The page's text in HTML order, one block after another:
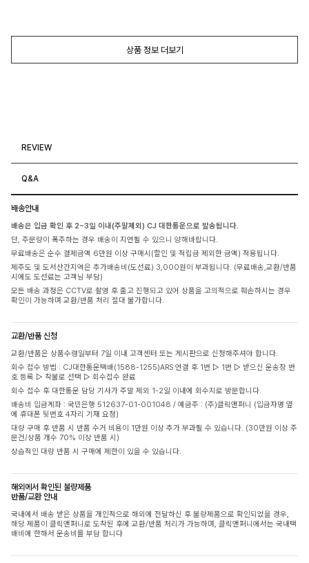
상품 정보 더보기
REVIEW
Q&A
배송안내
배송은 입금 확인 후 2~3일 이내(주말제외) CJ 대한통운으로 발송됩니다.
단, 주문량이 폭주하는 경우 배송이 지연될 수 있으니 양해바랍니다.
무료배송은 순수 결제금액 6만원 이상 구매시(할인 및 적립금 제외한 금액) 적용됩니다.
제주도 및 도서산간지역은 추가배송비(도선료) 3,000원이 부과됩니다. (무료배송,교환/반품
시에도 도선료는 고객님 부담)
모든 배송 과정은 CCTV로 촬영 후 출고 진행되고 있어 상품을 고의적으로 훼손하시는 경우
확인이 가능하며 교환/반품 처리 절대 불가합니다.
교환/반품 신청
교환/반품은 상품수령일부터 7일 이내 고객센터 또는 게시판으로 신청해주셔야 합니다.
회수 접수 방법 : CJ대한통운택배(1588-1255)ARS 연결 후 1번 ▷ 1번 ▷ 받으신 운송장 번
호 등록 ▷ 착불로 선택 ▷ 회수접수 완료
회수 접수 후 대한통운 담당 기사가 주말 제외 1-2일 이내에 회수지로 방문합니다.
배송비 입금계좌 : 국민은행 512637-01-001048 / 예금주 : (주)클릭앤퍼니 (입금자명 옆
에 휴대폰 뒷번호 4자리 기재 요청)
대량 구매 후 반품 시 반품 수거 비용이 1만원 이상 추가 부과될 수 있습니다. (30만원 이상 주
문건/상품 개수 70% 이상 반품 시)
상습적인 대량 반품 시 구매에 제한이 있을 수 있습니다.
해외에서 확인된 불량제품
반품/교환 안내
국내에서 배송 받은 상품을 개인적으로 해외에 전달하신 후 불량제품으로 확인되었을 경우,
해당 제품이 클릭앤퍼니로 도착된 후에 교환/반품 처리가 가능하며, 클릭앤퍼니에서는 국내택
배비에 한해서 운송비를 부담 합니다